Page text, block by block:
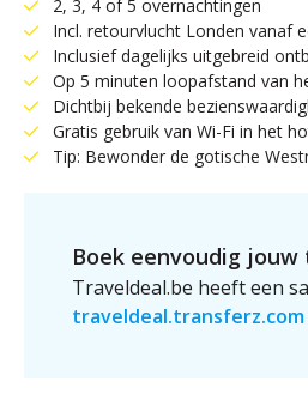
2, 3, 4 of 5 overnachtingen
Incl. retourvlucht Londen vanaf
Inclusief dagelijks uitgebreid
Op 5 minuten loopafstand van
Dichtbij bekende
Gratis gebruik van Wi-Fi in het
Tip: Bewonder de gotische
Boek eenvoudig
Traveldeal.be heeft een
traveldeal.transferz.com